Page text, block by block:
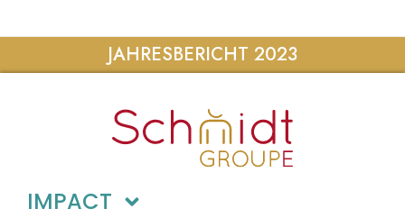
JAHRESBERICHT 2023
IMPACT